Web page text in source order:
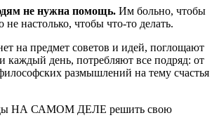
не нужна помощь. Им больно, чтобы
не настолько, чтобы что-то делать.
на предмет советов и идей, поглощают
день, потребляют все подряд: от
размышлений на тему счастья
НА САМОМ ДЕЛЕ решить свою